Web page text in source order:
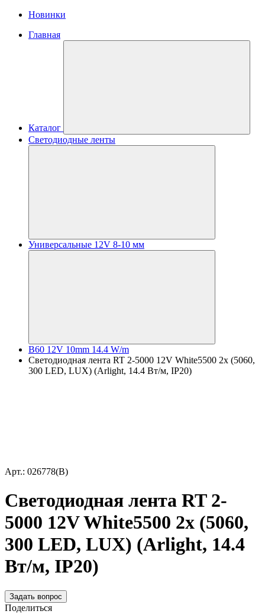
Новинки
Главная
Каталог
Светодиодные ленты
Универсальные 12V 8-10 мм
B60 12V 10mm 14.4 W/m
Светодиодная лента RT 2-5000 12V White5500 2x (5060,
300 LED, LUX) (Arlight, 14.4 Вт/м, IP20)
Арт.: 026778(B)
Светодиодная лента RT 2-
5000 12V White5500 2x (5060,
300 LED, LUX) (Arlight, 14.4
Вт/м, IP20)
Задать вопрос
Поделиться